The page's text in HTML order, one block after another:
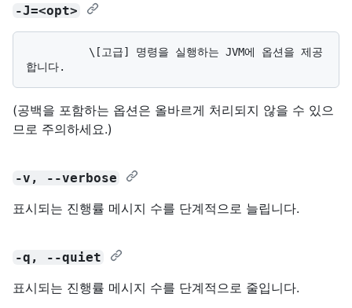
-J=<opt>
(공백을 포함하는 옵션은 올바르게 처리되지 않을 수 있으
므로 주의하세요.)
-v, --verbose
표시되는 진행률 메시지 수를 단계적으로 늘립니다.
-q, --quiet
표시되는 진행률 메시지 수를 단계적으로 줄입니다.